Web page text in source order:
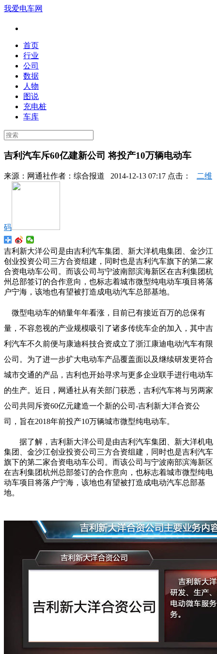
我爱电车网
首页
行业
公司
数据
人物
图说
充电桩
车库
吉利汽车斥60亿建新公司 将投产10万辆电动车
来源： 网通社作者： 综合报道 2014-12-13 07:17 点击： 二维
码
吉利新大洋公司是由吉利汽车集团、新大洋机电集团、金沙江
创业投资公司三方合资组建，同时也是吉利汽车旗下的第二家
合资电动车公司。而该公司与宁波南部滨海新区在吉利集团杭
州总部签订的合作意向，也标志着城市微型纯电动车项目将落
户宁海，该地也有望被打造成电动汽车总部基地。
微型电动车的销量年年看涨，目前已有接近百万的总保有
量，不容忽视的产业规模吸引了诸多传统车企的加入，其中吉
利汽车不久前便与康迪科技合资成立了浙江康迪电动汽车有限
公司。为了进一步扩大电动车产品覆盖面以及继续研发更符合
城市交通的产品，吉利也开始寻求与更多企业联手进行电动车
的生产。近日，网通社从有关部门获悉，吉利汽车将与另两家
公司共同斥资60亿元建造一个新的公司-吉利新大洋合资公
司，旨在2018年前投产10万辆城市微型纯电动车。
据了解，吉利新大洋公司是由吉利汽车集团、新大洋机电
集团、金沙江创业投资公司三方合资组建，同时也是吉利汽车
旗下的第二家合资电动车公司。而该公司与宁波南部滨海新区
在吉利集团杭州总部签订的合作意向，也标志着城市微型纯电
动车项目将落户宁海，该地也有望被打造成电动汽车总部基
地。